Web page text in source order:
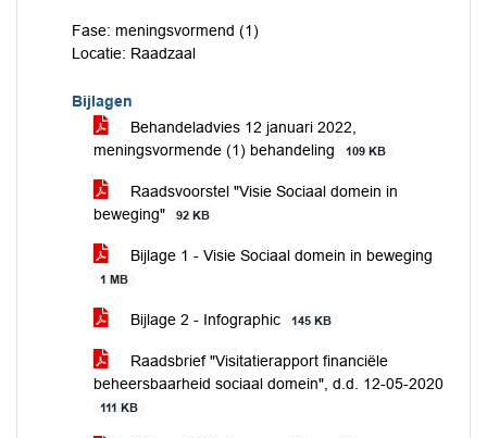
Fase: meningsvormend (1)
Locatie: Raadzaal
Bijlagen
Behandeladvies 12 januari 2022,
meningsvormende (1) behandeling
109 KB
Raadsvoorstel "Visie Sociaal domein in
beweging"
92 KB
Bijlage 1 - Visie Sociaal domein in beweging
1 MB
Bijlage 2 - Infographic 145 KB
Raadsbrief "Visitatierapport financiële
beheersbaarheid sociaal domein", d.d. 12-05-2020
111 KB